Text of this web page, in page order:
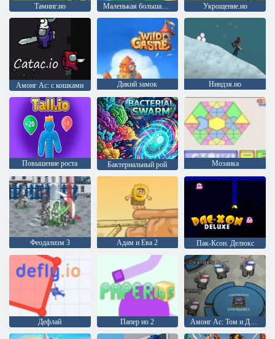
Таминг.ио Маленькая большая змея Укрощение.ио
Амонг Ас: с кошками Дикий замок Ниндзя.ио
Повышение роста Бактериальный рой Мозаика
Феодализм 3 Адам и Ева 2 Пак-Ксон. Делюкс
Дефлай Папер ио 2 Амонг Ас: Том и Джерри